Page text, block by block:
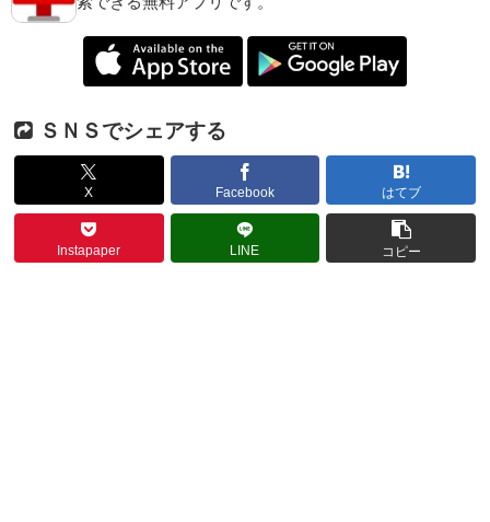
ＳＮＳでシェアする
X Facebook はてブ
Instapaper LINE コピー